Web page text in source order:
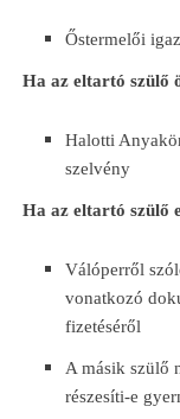
Őstermelői
Ha az eltartó szülő
Halotti
szelvény
Ha az eltartó szülő
Válóperről
vonatkozó
fizetéséről
A másik szülő
részesíti-e